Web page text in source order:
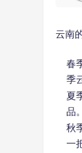
云南
春
季
夏
品。
秋
一